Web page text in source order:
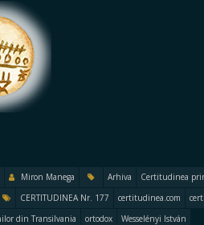
Miron Manega Arhiva Certitudinea
CERTITUDINEA Nr. 177 certitudinea.com
din Transilvania
ortodox Wesselényi István